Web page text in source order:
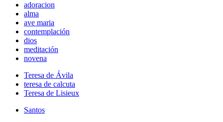
adoracion
alma
ave maria
contemplación
dios
meditación
novena
Teresa de Ávila
teresa de calcuta
Teresa de Lisieux
Santos